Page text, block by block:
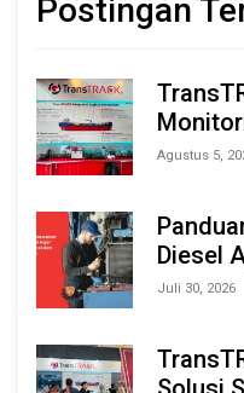
Postingan
Agustus 5,
Diesel
Tahan
Juli 30, 2026